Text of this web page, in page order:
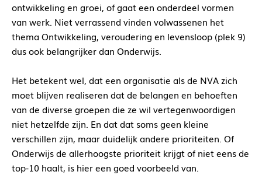
ontwikkeling en groei, of gaat een onderdeel vormen
van werk. Niet verrassend vinden volwassenen het
thema Ontwikkeling, veroudering en levensloop (plek 9)
dus ook belangrijker dan Onderwijs.
Het betekent wel, dat een organisatie als de NVA zich
moet blijven realiseren dat de belangen en behoeften
van de diverse groepen die ze wil vertegenwoordigen
niet hetzelfde zijn. En dat dat soms geen kleine
verschillen zijn, maar duidelijk andere prioriteiten. Of
Onderwijs de allerhoogste prioriteit krijgt of niet eens de
top-10 haalt, is hier een goed voorbeeld van.